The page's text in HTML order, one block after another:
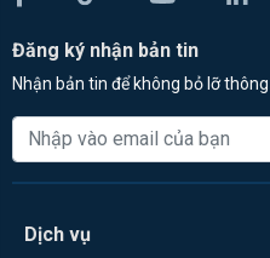
Đăng ký nhận bản tin
Nhận bản tin để không bỏ lỡ
Dịch vụ